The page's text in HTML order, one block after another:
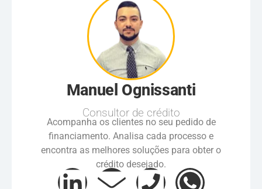
Manuel Ognissanti
Consultor de crédito
Acompanha os clientes no seu pedido de
financiamento. Analisa cada processo e
encontra as melhores soluções para obter o
crédito desejado.